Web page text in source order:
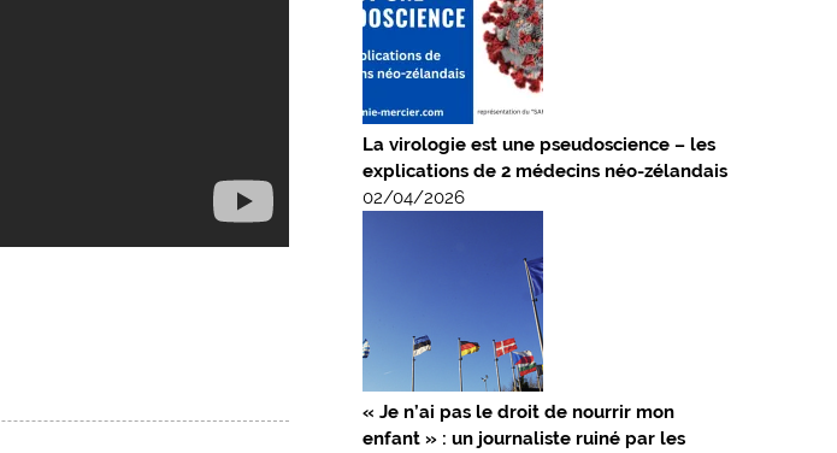
La virologie est une pseudoscience – les
explications de 2 médecins néo-zélandais
02/04/2026
« Je n’ai pas le droit de nourrir mon
enfant » : un journaliste ruiné par les